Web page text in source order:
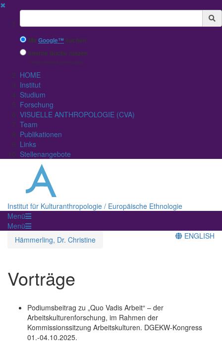
✖
Suchbegriff
MitGoogle™ suchen
Interne Suche nutzen
(eingeschränkte Ergebnisqualität)
HOME
Institut
Studium
Forschung
VISUELLE ANTHROPOLOGIE (CVA)
Team
Publikationen
Links
Stellenangebote
Institut für Kulturanthropologie / Europäische Ethnologie
Menü
Menü
Hämmerling, Dr. Christine
ENGLISH
Vorträge
Podiumsbeitrag zu „Quo Vadis Arbeit“ – der
Arbeitskulturenforschung, im Rahmen der
Kommissionssitzung Arbeitskulturen. DGEKW-Kongress
01.-04.10.2025.